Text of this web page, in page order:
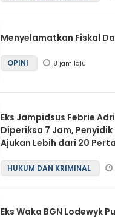
Menyelamatkan Fiskal
OPINI 8 jam lalu
Eks Jampidsus Febrie
Diperiksa 7 Jam,
Ajukan Lebih dari 20
HUKUM DAN KRIMINAL
Eks Waka BGN Lodewyk